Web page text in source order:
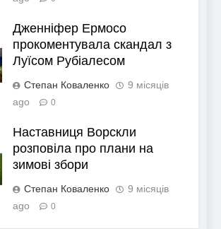
Дженніфер Ермосо
прокоментувала скандал з
Луїсом Рубіалесом
Степан Коваленко
9 місяців
ago
0
Наставниця Ворскли
розповіла про плани на
зимові збори
Степан Коваленко
9 місяців
ago
0